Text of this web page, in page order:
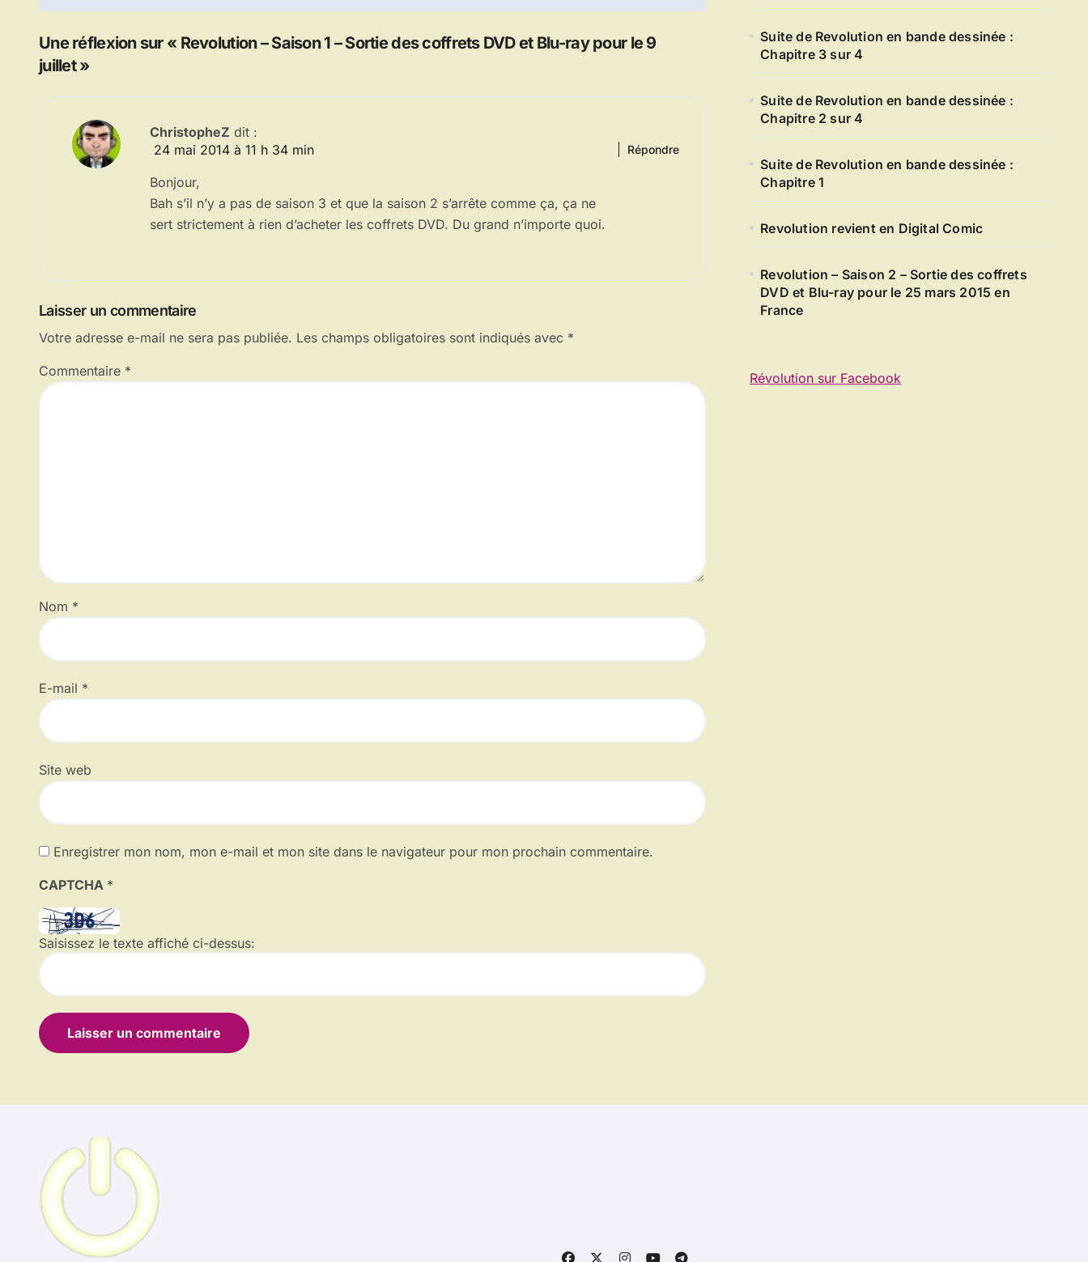
de
l’article
Une réflexion sur « Revolution – Saison 1 – Sortie des coffrets DVD et Blu-ray pour le 9
juillet »
ChristopheZ dit :
24 mai 2014 à 11 h 34 min
Bonjour,
Bah s’il n’y a pas de saison 3 et que la saison 2 s’arrête comme ça, ça ne
sert strictement à rien d’acheter les coffrets DVD. Du grand n’importe quoi.
Répondre
Laisser un commentaire
Votre adresse e-mail ne sera pas publiée. Les champs obligatoires sont indiqués avec *
Commentaire *
Nom *
E-mail *
Site web
Enregistrer mon nom, mon e-mail et mon site dans le navigateur pour mon prochain commentaire.
CAPTCHA *
Saisissez le texte affiché ci-dessus:
Suite de Revolution en bande dessinée :
Chapitre 3 sur 4
Suite de Revolution en bande dessinée :
Chapitre 2 sur 4
Suite de Revolution en bande dessinée :
Chapitre 1
Revolution revient en Digital Comic
Revolution – Saison 2 – Sortie des coffrets
DVD et Blu-ray pour le 25 mars 2015 en
France
Révolution sur Facebook